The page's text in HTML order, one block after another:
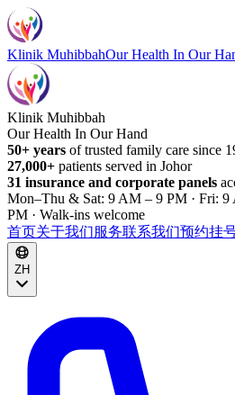
Klinik MuhibbahOur Health In Our
Klinik Muhibbah
Our Health In Our Hand
50+ years of trusted family care since
27,000+ patients served in Johor
31 insurance and corporate panels
Mon–Thu & Sat: 9 AM – 9 PM · Fri:
PM · Walk-ins welcome
首页关于我们服务联系我们预约挂
ZH